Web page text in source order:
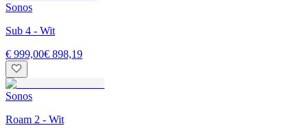
Sonos
Sub 4 - Wit
€ 999,00€ 898,19
Sonos
Roam 2 - Wit